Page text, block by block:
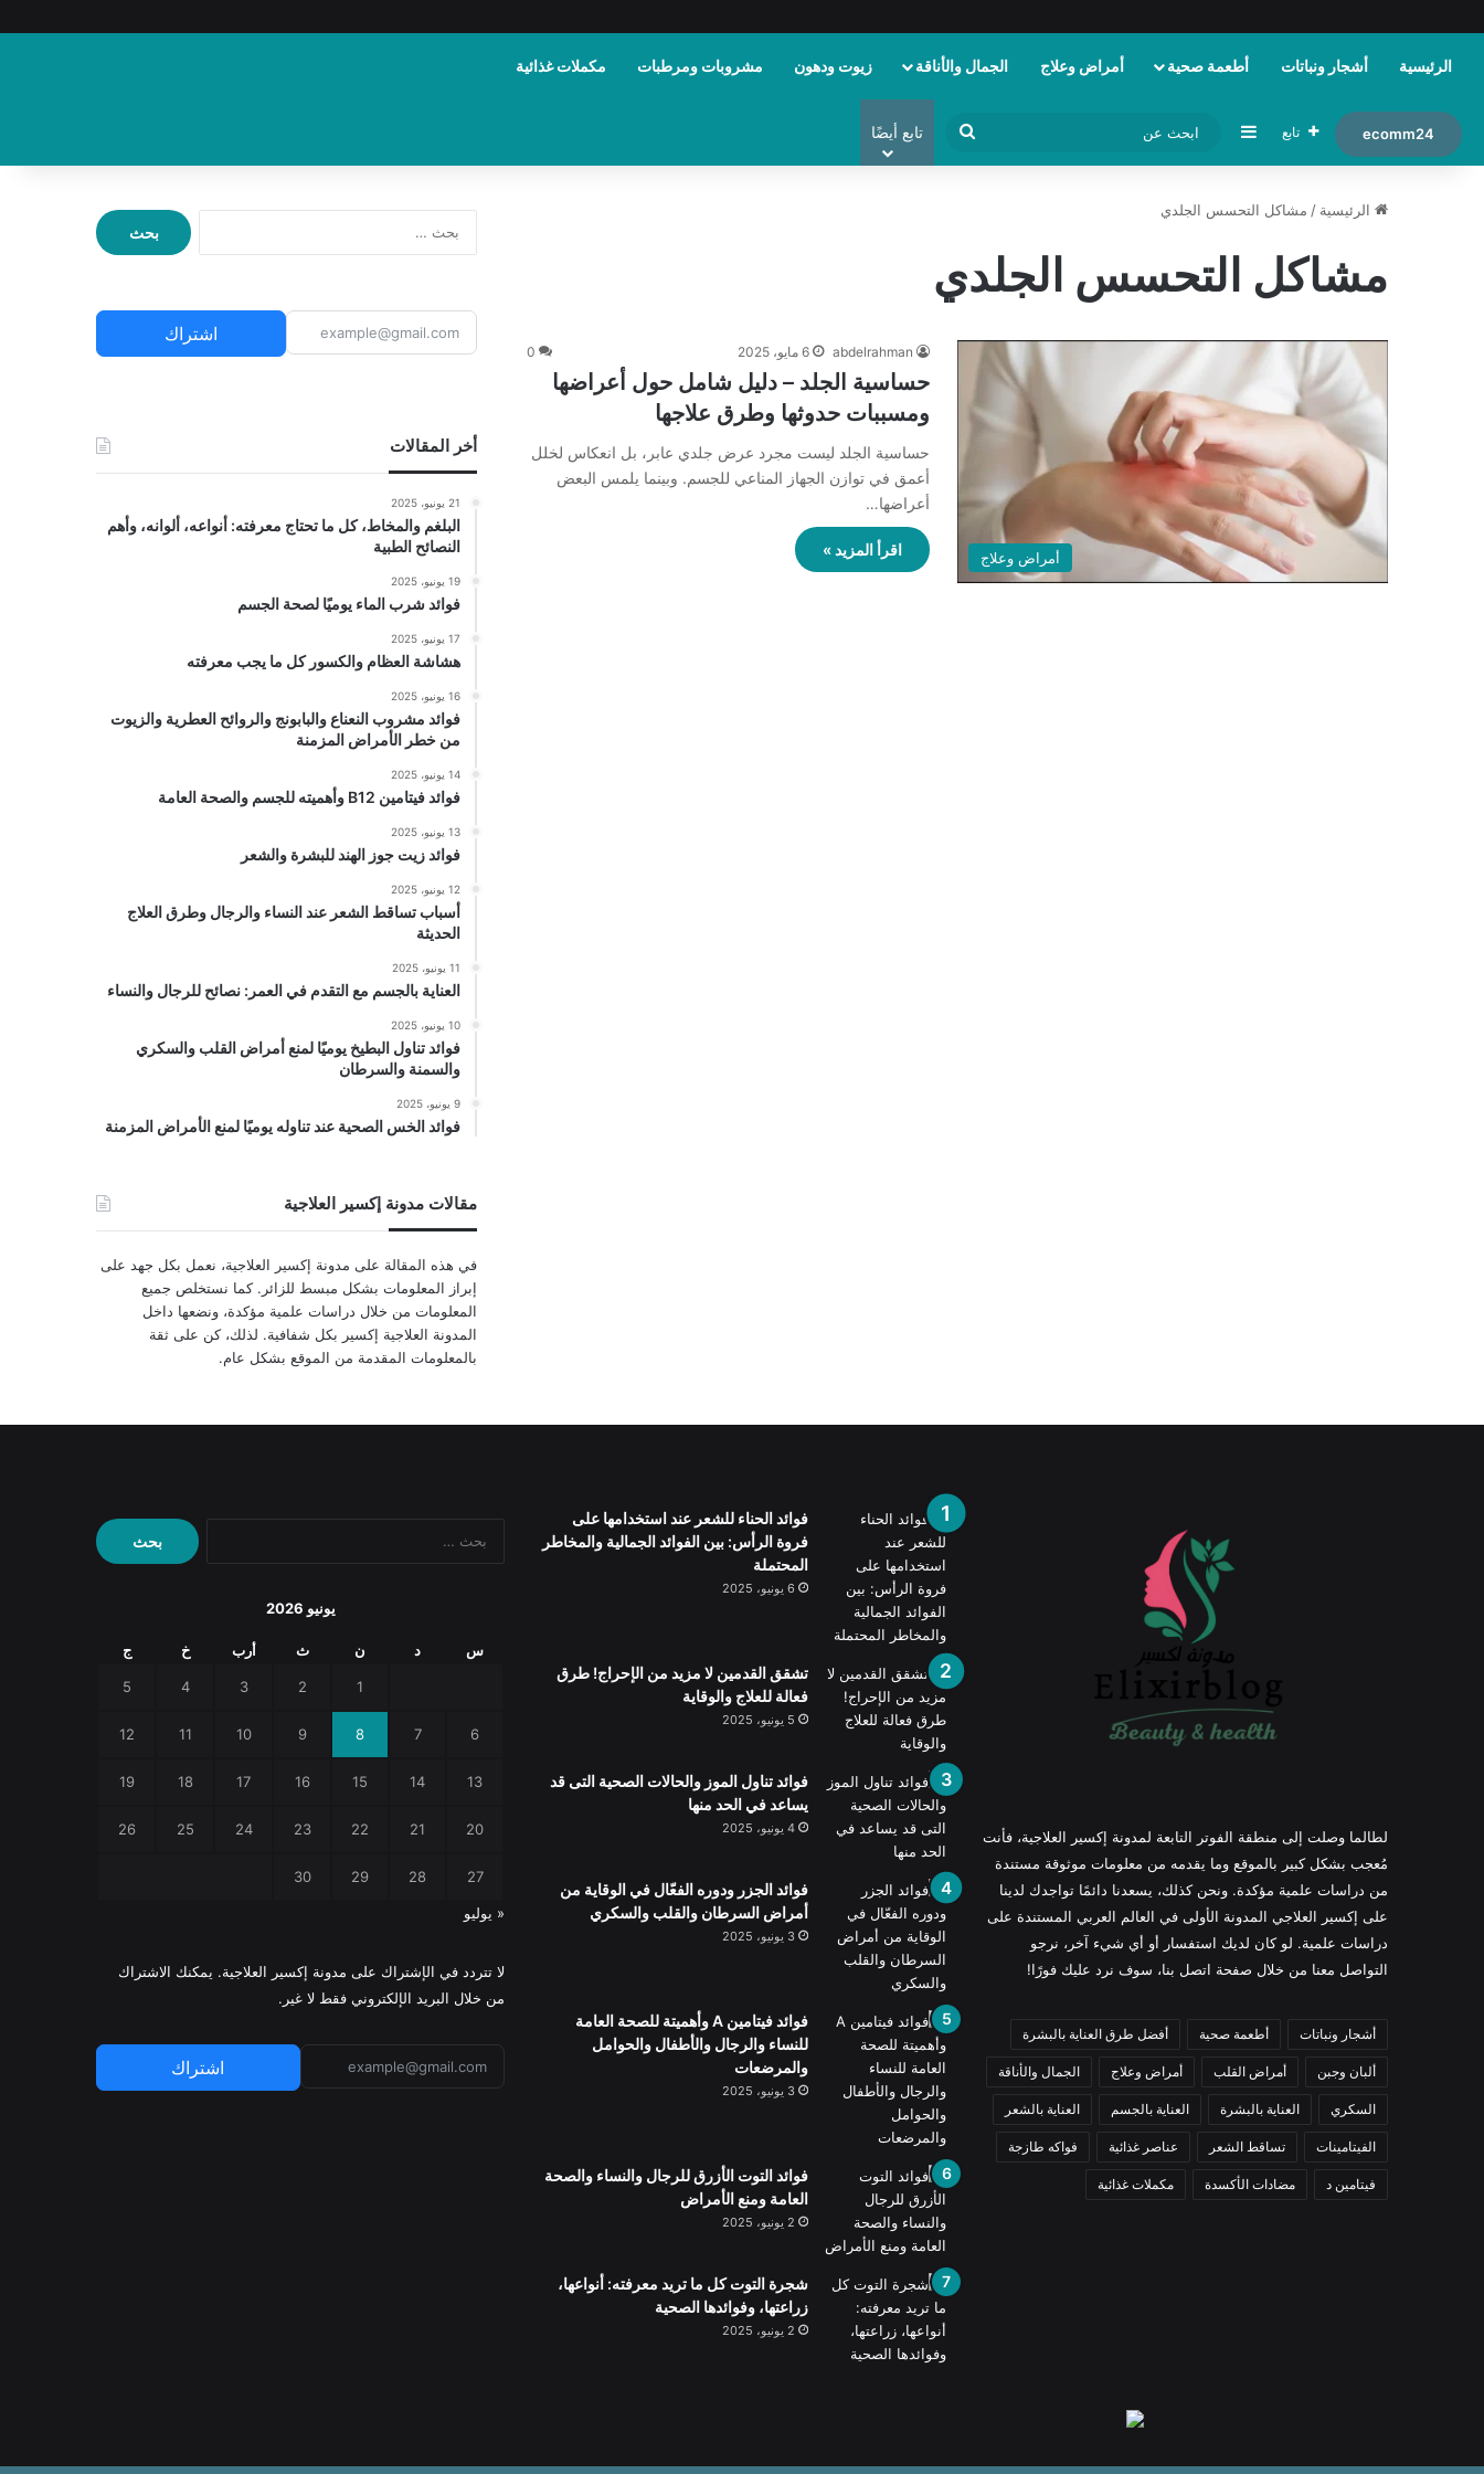
الرئيسية أشجار ونباتات أطعمة صحية أمراض وعلاج الجمال والأناقة زيوت ودهون مشروبات ومرطبات مكملات غذائية
ecomm24 تابع إضافة عمود جانبي
عن
تابع أيضًا
الرئيسية / مشاكل التحسس الجلدي
مشاكل التحسس الجلدي
أمراض وعلاج
abdelrahman 6 مايو، 2025 0
حساسية الجلد – دليل شامل حول أعراضها
ومسببات حدوثها وطرق علاجها
حساسية الجلد ليست مجرد عرض جلدي عابر، بل انعكاس لخلل
أعمق في توازن الجهاز المناعي للجسم. وبينما يلمس البعض
أعراضها…
اقرأ المزيد »
ث
ع
ن
اشتراك
أخر المقالات
21 يونيو، 2025
البلغم والمخاط، كل ما تحتاج معرفته: أنواعه، ألوانه، وأهم
النصائح الطبية
19 يونيو، 2025
فوائد شرب الماء يوميًا لصحة الجسم
17 يونيو، 2025
هشاشة العظام والكسور كل ما يجب معرفته
16 يونيو، 2025
فوائد مشروب النعناع والبابونج والروائح العطرية والزيوت
من خطر الأمراض المزمنة
14 يونيو، 2025
فوائد فيتامين B12 وأهميته للجسم والصحة العامة
13 يونيو، 2025
فوائد زيت جوز الهند للبشرة والشعر
12 يونيو، 2025
أسباب تساقط الشعر عند النساء والرجال وطرق العلاج
الحديثة
11 يونيو، 2025
العناية بالجسم مع التقدم في العمر: نصائح للرجال والنساء
10 يونيو، 2025
فوائد تناول البطيخ يوميًا لمنع أمراض القلب والسكري
والسمنة والسرطان
9 يونيو، 2025
فوائد الخس الصحية عند تناوله يوميًا لمنع الأمراض المزمنة
مقالات مدونة إكسير العلاجية
في هذه المقالة على مدونة إكسير العلاجية، نعمل بكل جهد على
إبراز المعلومات بشكل مبسط للزائر. كما نستخلص جميع
المعلومات من خلال دراسات علمية مؤكدة، ونضعها داخل
المدونة العلاجية إكسير بكل شفافية. لذلك، كن على ثقة
بالمعلومات المقدمة من الموقع بشكل عام.
لطالما وصلت إلى منطقة الفوتر التابعة لمدونة إكسير العلاجية، فأنت
مُعجب بشكل كبير بالموقع وما يقدمه من معلومات موثوقة مستندة
من دراسات علمية مؤكدة. ونحن كذلك، يسعدنا دائمًا تواجدك لدينا
على إكسير العلاجي المدونة الأولى في العالم العربي المستندة على
دراسات علمية. لو كان لديك استفسار أو أي شيء آخر، نرجو
التواصل معنا من خلال صفحة اتصل بنا، سوف نرد عليك فورًا!
أشجار ونباتات أطعمة صحية أفضل طرق العناية بالبشرة
ألبان وجبن أمراض القلب أمراض وعلاج الجمال والأناقة
السكري العناية بالبشرة العناية بالجسم العناية بالشعر
الفيتامينات تساقط الشعر عناصر غذائية فواكه طازجة
فيتامين د مضادات الأكسدة مكملات غذائية
فوائد الحناء للشعر عند استخدامها على
فروة الرأس: بين الفوائد الجمالية والمخاطر
المحتملة
6 يونيو، 2025
تشقق القدمين لا مزيد من الإحراج! طرق
فعالة للعلاج والوقاية
5 يونيو، 2025
فوائد تناول الموز والحالات الصحية التى قد
يساعد في الحد منها
4 يونيو، 2025
فوائد الجزر ودوره الفعّال في الوقاية من
أمراض السرطان والقلب والسكري
3 يونيو، 2025
فوائد فيتامين A وأهميتة للصحة العامة
للنساء والرجال والأطفال والحوامل
والمرضعات
3 يونيو، 2025
فوائد التوت الأزرق للرجال والنساء والصحة
العامة ومنع الأمراض
2 يونيو، 2025
شجرة التوت كل ما تريد معرفته: أنواعها،
زراعتها، وفوائدها الصحية
2 يونيو، 2025
البحث
عن:
يونيو 2026
س د ن ث أرب خ ج
1
2
3
4
5
6
7
8
9
10
11
12
13
14
15
16
17
18
19
20
21
22
23
24
25
26
27
28
29
30
« يوليو
لا تتردد في الإشتراك على مدونة إكسير العلاجية. يمكنك الاشتراك
من خلال البريد الإلكتروني فقط لا غير.
اشتراك